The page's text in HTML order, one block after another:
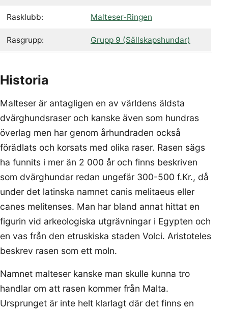
Rasklubb: Malteser-Ringen
Rasgrupp: Grupp 9 (Sällskapshundar)
Historia
Malteser är antagligen en av världens äldsta
dvärghundsraser och kanske även som hundras
överlag men har genom århundraden också
förädlats och korsats med olika raser. Rasen sägs
ha funnits i mer än 2 000 år och finns beskriven
som dvärghundar redan ungefär 300-500 f.Kr., då
under det latinska namnet canis melitaeus eller
canes melitenses. Man har bland annat hittat en
figurin vid arkeologiska utgrävningar i Egypten och
en vas från den etruskiska staden Volci. Aristoteles
beskrev rasen som ett moln.
Namnet malteser kanske man skulle kunna tro
handlar om att rasen kommer från Malta.
Ursprunget är inte helt klarlagt där det finns en